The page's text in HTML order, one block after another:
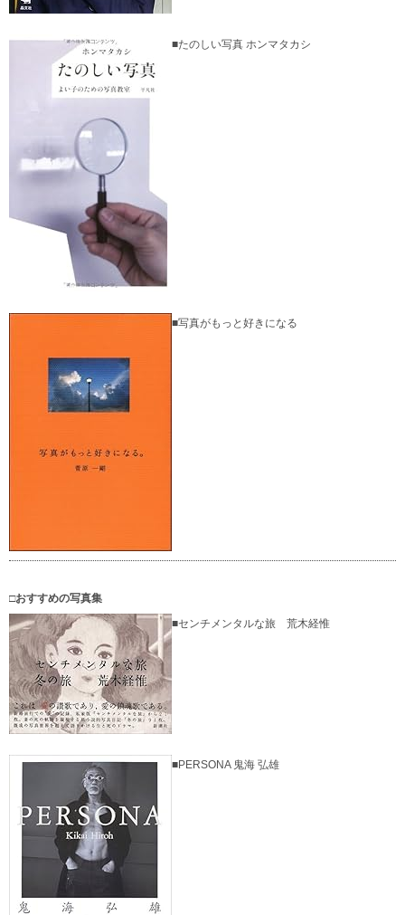
■たのしい写真 ホンマタカシ
■写真がもっと好きになる
□おすすめの写真集
■センチメンタルな旅 荒木経惟
■PERSONA 鬼海 弘雄